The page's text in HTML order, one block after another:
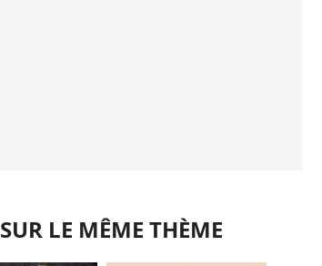
SUR LE MÊME THÈME